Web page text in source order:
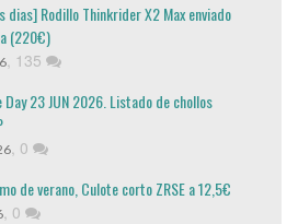
dias] Rodillo Thinkrider X2 Max enviado
(220€)
135
Day 23 JUN 2026. Listado de chollos
0
de verano, Culote corto ZRSE a 12,5€
0